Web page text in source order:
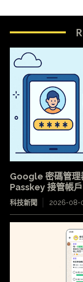
Google 密碼管
Passkey 接管帳戶
科技新聞 2026-08-